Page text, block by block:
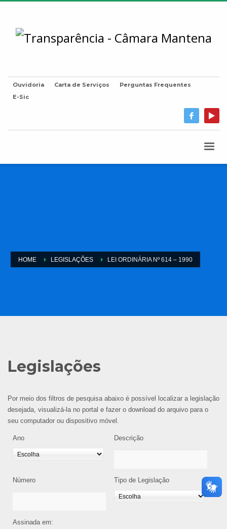
Ouvidoria Carta de Serviços
Perguntas Frequentes
E-Sic
HOME LEGISLAÇÕES LEI ORDINÁRIA Nº 614 – 1990
Legislações
Por meio dos filtros de pesquisa abaixo é possível localizar a legislação
desejada, visualizá-la no portal e fazer o download do arquivo para o
seu computador ou dispositivo móvel.
Ano Descrição
Número Tipo de Legislação
Assinada em: